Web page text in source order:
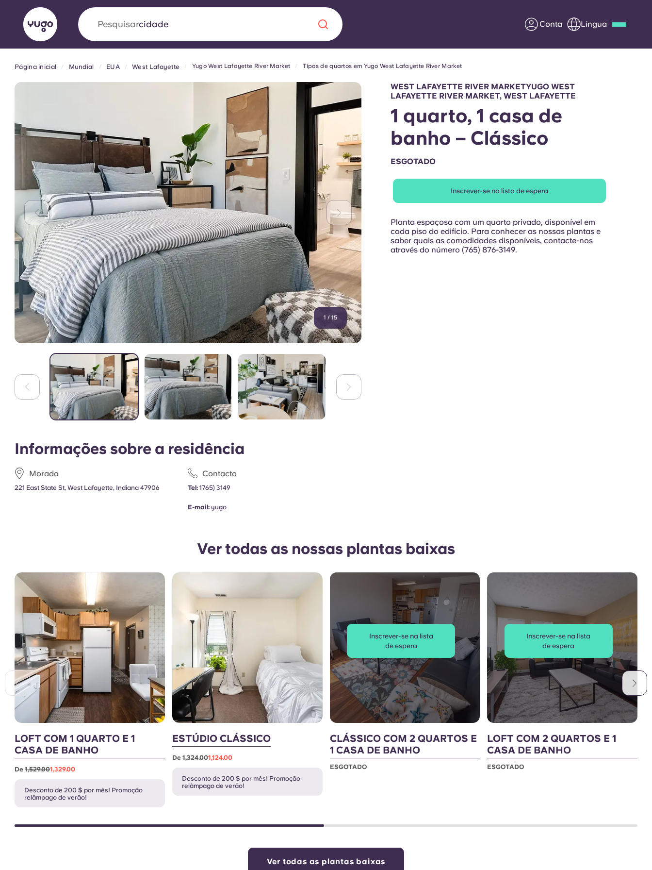
Pesquisarpaís Conta Língua
SobreLocalizaçõesMais Apply Now
Yugo VCARB: Impulsionando uma nova
era no alojamento estudantil
A parceria pioneira Yugocom a VCARB estimula a inovação, a
ambição e momentos inesquecíveis para os alunos.
Sobre nós
Parceria com a Yugo
Perguntas frequentes
Blogue
Entre em contacto
English (GB) English (US) Chinese Español Català
Página inicial Mundial EUA West Lafayette Yugo West Lafayette River Market Tipos de quartos em Yugo West Lafayette River Market
1 / 15
Informações sobre a residência
Morada
221 East State St, West Lafayette, Indiana 47906
Contacto
Tel: 1765) 3149
E-mail: yugo
WEST LAFAYETTE RIVER MARKETYUGO WEST
LAFAYETTE RIVER MARKET, WEST LAFAYETTE
1 quarto, 1 casa de
banho – Clássico
ESGOTADO
Inscrever-se na lista de espera
Planta espaçosa com um quarto privado, disponível em
cada piso do edifício. Para conhecer as nossas plantas e
saber quais as comodidades disponíveis, contacte-nos
através do número (765) 876-3149.
Ver todas as nossas plantas baixas
LOFT COM 1 QUARTO E 1
CASA DE BANHO
De 1,529.001,329.00
Desconto de 200 $ por mês! Promoção
relâmpago de verão!
ESTÚDIO CLÁSSICO
De1,324.001,124.00
Desconto de 200 $ por mês! Promoção
relâmpago de verão!
Inscrever-se na lista
de espera
CLÁSSICO COM 2 QUARTOS E
1 CASA DE BANHO
ESGOTADO
Inscrever-se na lista
de espera
LOFT COM 2 QUARTOS E 1
CASA DE BANHO
ESGOTADO
Ver todas as plantas baixas